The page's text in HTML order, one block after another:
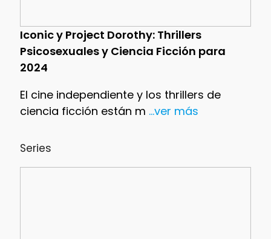
Iconic y Project Dorothy: Thrillers
Psicosexuales y Ciencia Ficción para
2024
El cine independiente y los thrillers de
ciencia ficción están m ...ver más
Series